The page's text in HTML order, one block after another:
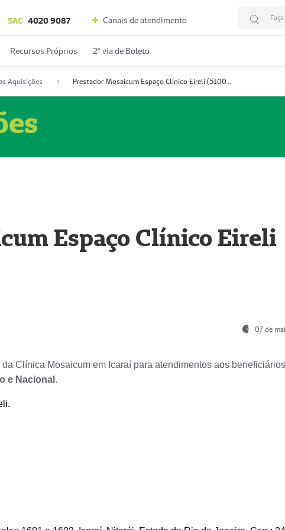
SAC 4020 9087 Canais de atendimento
Recursos Próprios 2º via de Boleto
Aquisições Prestador Mosaicum Espaço Clínico Eireli (51004355-5)
Espaço Clínico Eireli
07 de
Clínica Mosaicum em Icaraí para atendimentos aos beneficiários
e Nacional .